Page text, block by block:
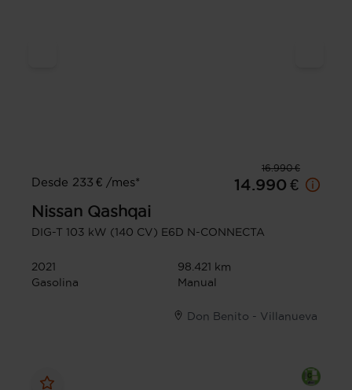
16.990 €
Desde 233 € /mes*
14.990 €
Nissan Qashqai
DIG-T 103 kW (140 CV) E6D N-CONNECTA
2021
98.421 km
Gasolina
Manual
Don Benito - Villanueva